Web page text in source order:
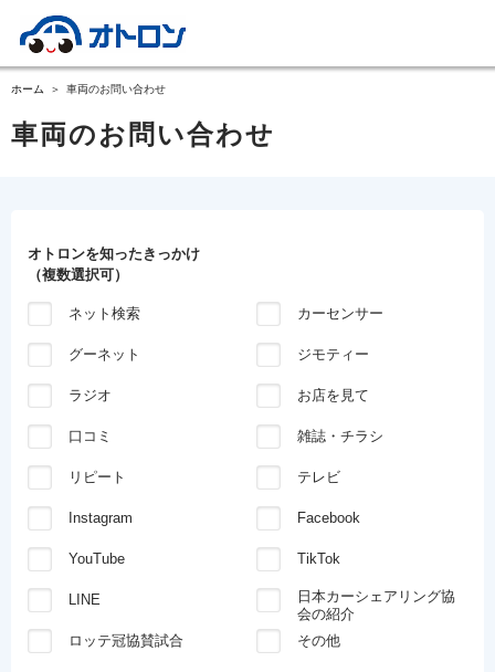
ホーム 車両のお問い合わせ
車両のお問い合わせ
オトロンを知ったきっかけ
（複数選択可）
ネット検索 カーセンサー
グーネット ジモティー
ラジオ お店を見て
口コミ 雑誌・チラシ
リピート テレビ
Instagram Facebook
YouTube TikTok
LINE
日本カーシェアリング協
会の紹介
ロッテ冠協賛試合
その他